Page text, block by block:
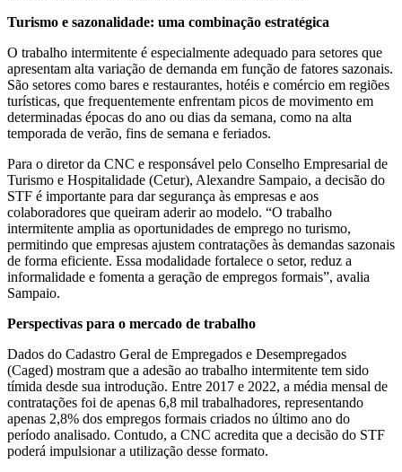
Turismo e sazonalidade: uma combinação estratégica
O trabalho intermitente é especialmente adequado para setores que
apresentam alta variação de demanda em função de fatores sazonais.
São setores como bares e restaurantes, hotéis e comércio em regiões
turísticas, que frequentemente enfrentam picos de movimento em
determinadas épocas do ano ou dias da semana, como na alta
temporada de verão, fins de semana e feriados.
Para o diretor da CNC e responsável pelo Conselho Empresarial de
Turismo e Hospitalidade (Cetur), Alexandre Sampaio, a decisão do
STF é importante para dar segurança às empresas e aos
colaboradores que queiram aderir ao modelo. “O trabalho
intermitente amplia as oportunidades de emprego no turismo,
permitindo que empresas ajustem contratações às demandas sazonais
de forma eficiente. Essa modalidade fortalece o setor, reduz a
informalidade e fomenta a geração de empregos formais”, avalia
Sampaio.
Perspectivas para o mercado de trabalho
Dados do Cadastro Geral de Empregados e Desempregados
(Caged) mostram que a adesão ao trabalho intermitente tem sido
tímida desde sua introdução. Entre 2017 e 2022, a média mensal de
contratações foi de apenas 6,8 mil trabalhadores, representando
apenas 2,8% dos empregos formais criados no último ano do
período analisado. Contudo, a CNC acredita que a decisão do STF
poderá impulsionar a utilização desse formato.